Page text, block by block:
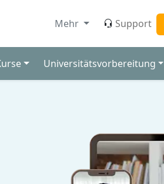
Mehr Support
Universitätsvorbereitung